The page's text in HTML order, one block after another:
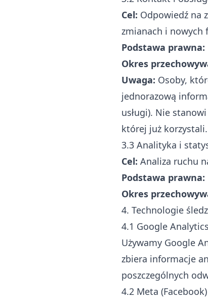
Cel: Odpowiedź na
zmianach i nowych
Podstawa prawna:
Okres
Uwaga: Osoby,
jednorazową
usługi). Nie
której już korzystali.
3.3 Analityka i
Cel: Analiza ruchu
Podstawa prawna:
Okres
4. Technologie
4.1 Google Analytics
Używamy Google
zbiera informacje
poszczególnych
4.2 Meta